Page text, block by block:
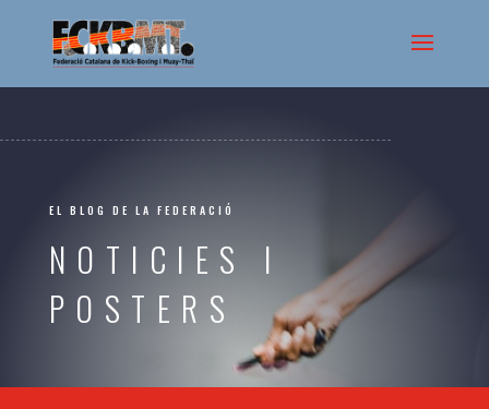
EL BLOG DE LA FEDERACIÓ
NOTICIES I
POSTERS